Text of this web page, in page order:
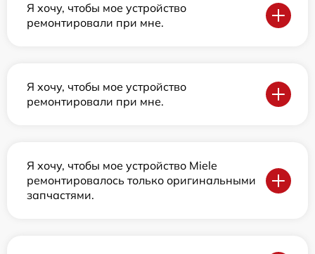
Я хочу, чтобы мое устройство
ремонтировали при мне.
Я хочу, чтобы мое устройство
ремонтировали при мне.
Я хочу, чтобы мое устройство Miele
ремонтировалось только оригинальными
запчастями.